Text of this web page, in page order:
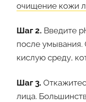
очищение кожи
Шаг 2. Введите
после
кислую среду,
Шаг 3.
лица.